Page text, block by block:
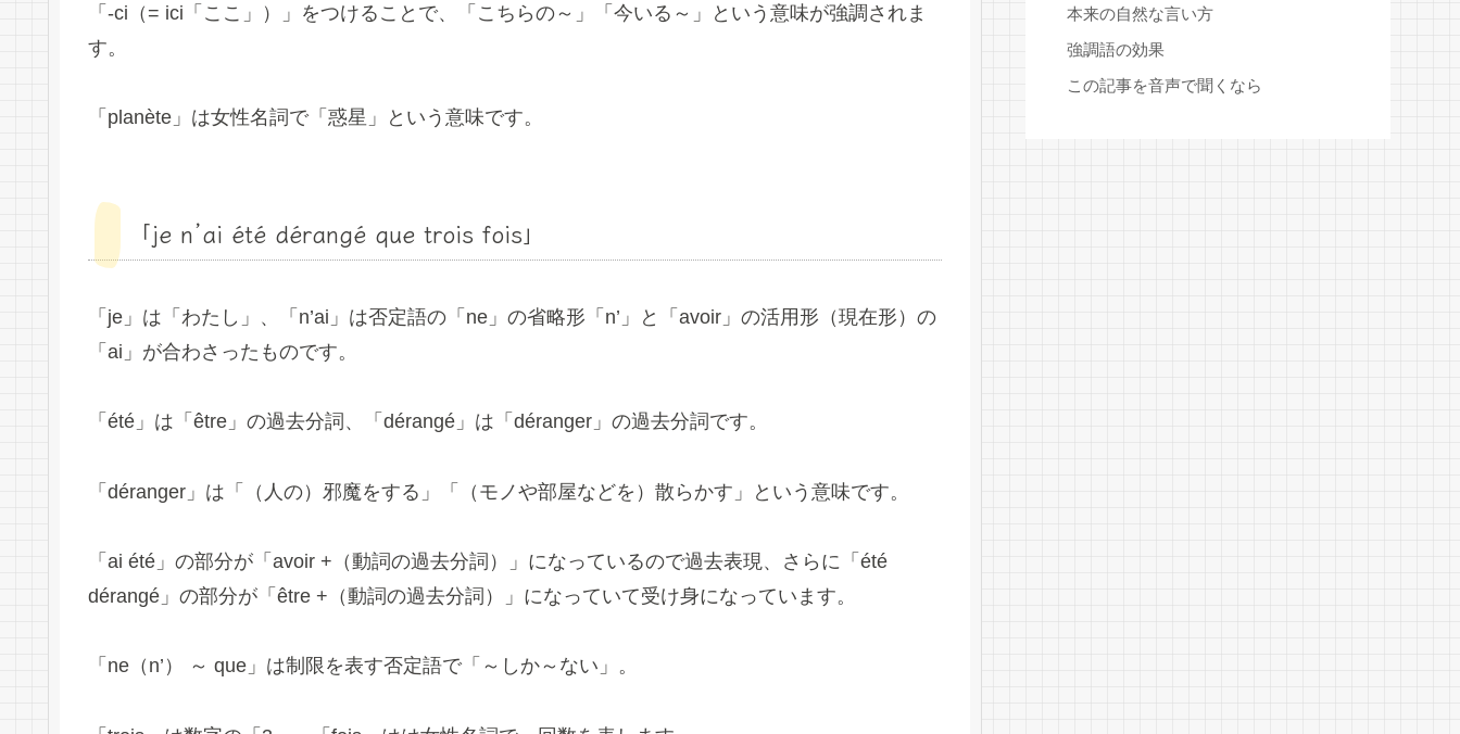
「-ci（= ici「ここ」）」をつけることで、「こちらの～」「今いる～」という意味が強調されま
す。
「planète」は女性名詞で「惑星」という意味です。
「je n’ai été dérangé que trois fois」
「je」は「わたし」、「n’ai」は否定語の「ne」の省略形「n’」と「avoir」の活用形（現在形）の
「ai」が合わさったものです。
「été」は「être」の過去分詞、「dérangé」は「déranger」の過去分詞です。
「déranger」は「（人の）邪魔をする」「（モノや部屋などを）散らかす」という意味です。
「ai été」の部分が「avoir +（動詞の過去分詞）」になっているので過去表現、さらに「été
dérangé」の部分が「être +（動詞の過去分詞）」になっていて受け身になっています。
「ne（n’） ～ que」は制限を表す否定語で「～しか～ない」。
本来の自然な言い方
強調語の効果
この記事を音声で聞くなら